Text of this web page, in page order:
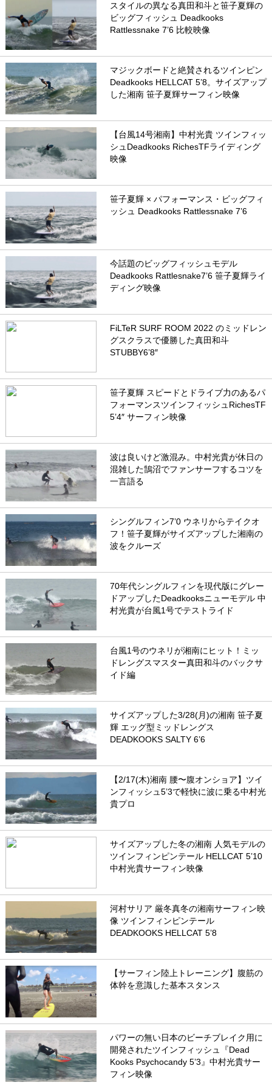
スタイルの異なる真田和斗と笹子夏輝の
ビッグフィッシュ Deadkooks
Rattlessnake 7’6 比較映像
マジックボードと絶賛されるツインピン
Deadkooks HELLCAT 5’8。サイズアップ
した湘南 笹子夏輝サーフィン映像
【台風14号湘南】中村光貴 ツインフィッ
シュDeadkooks RichesTFライディング
映像
笹子夏輝 × パフォーマンス・ビッグフィ
ッシュ Deadkooks Rattlessnake 7’6
今話題のビッグフィッシュモデル
Deadkooks Rattlesnake7’6 笹子夏輝ライ
ディング映像
FiLTeR SURF ROOM 2022 のミッドレン
グスクラスで優勝した真田和斗
STUBBY6’8″
笹子夏輝 スピードとドライブ力のあるパ
フォーマンスツインフィッシュRichesTF
5’4″ サーフィン映像
波は良いけど激混み。中村光貴が休日の
混雑した鵠沼でファンサーフするコツを
一言語る
シングルフィン7’0 ウネリからテイクオ
フ！笹子夏輝がサイズアップした湘南の
波をクルーズ
70年代シングルフィンを現代版にグレー
ドアップしたDeadkooksニューモデル 中
村光貴が台風1号でテストライド
台風1号のウネリが湘南にヒット！ミッ
ドレングスマスター真田和斗のバックサ
イド編
サイズアップした3/28(月)の湘南 笹子夏
輝 エッグ型ミッドレングス
DEADKOOKS SALTY 6’6
【2/17(木)湘南 腰〜腹オンショア】ツイ
ンフィッシュ5’3で軽快に波に乗る中村光
貴プロ
サイズアップした冬の湘南 人気モデルの
ツインフィンピンテール HELLCAT 5’10
中村光貴サーフィン映像
河村サリア 厳冬真冬の湘南サーフィン映
像 ツインフィンピンテール
DEADKOOKS HELLCAT 5’8
【サーフィン陸上トレーニング】腹筋の
体幹を意識した基本スタンス
パワーの無い日本のビーチブレイク用に
開発されたツインフィッシュ『Dead
Kooks Psychocandy 5’3』中村光貴サー
フィン映像